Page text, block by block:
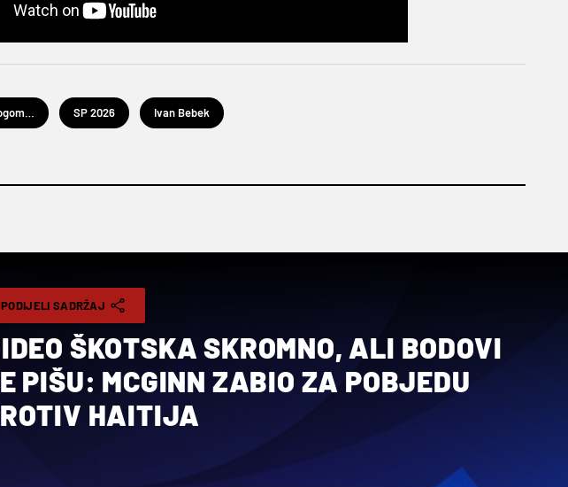
Brazilska nogometna reprezentacija SP 2026 Ivan Bebek
PODIJELI SADRŽAJ
ŠKOTSKA SKROMNO, ALI BODOVI
PIŠU: MCGINN ZABIO ZA POBJEDU
HAITIJA